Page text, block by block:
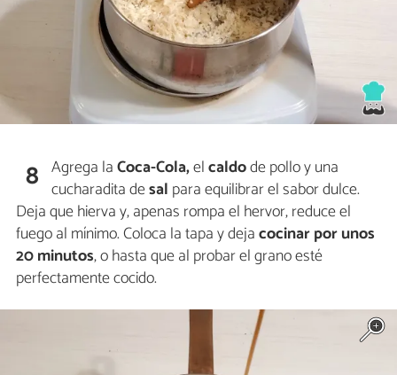
8 Agrega laCoca-Cola,elcaldode pollo y una
cucharadita desal para equilibrar el sabor dulce.
Deja que hierva y, apenas rompa el hervor, reduce el
fuego al mínimo. Coloca la tapa y dejacocinar por unos
20 minutos, o hasta que al probar el grano esté
perfectamente cocido.